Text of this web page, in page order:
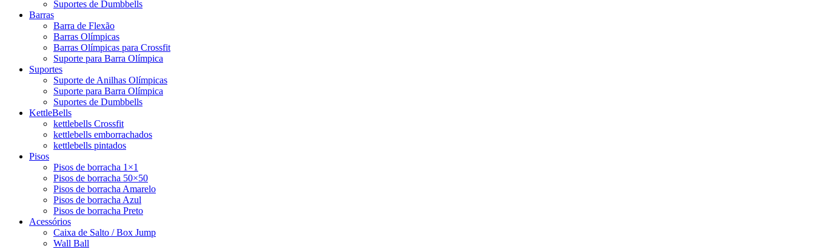
Suportes de Dumbbells
Barras
Barra de Flexão
Barras Olímpicas
Barras Olímpicas para Crossfit
Suporte para Barra Olímpica
Suportes
Suporte de Anilhas Olímpicas
Suporte para Barra Olímpica
Suportes de Dumbbells
KettleBells
kettlebells Crossfit
kettlebells emborrachados
kettlebells pintados
Pisos
Pisos de borracha 1×1
Pisos de borracha 50×50
Pisos de borracha Amarelo
Pisos de borracha Azul
Pisos de borracha Preto
Acessórios
Caixa de Salto / Box Jump
Wall Ball